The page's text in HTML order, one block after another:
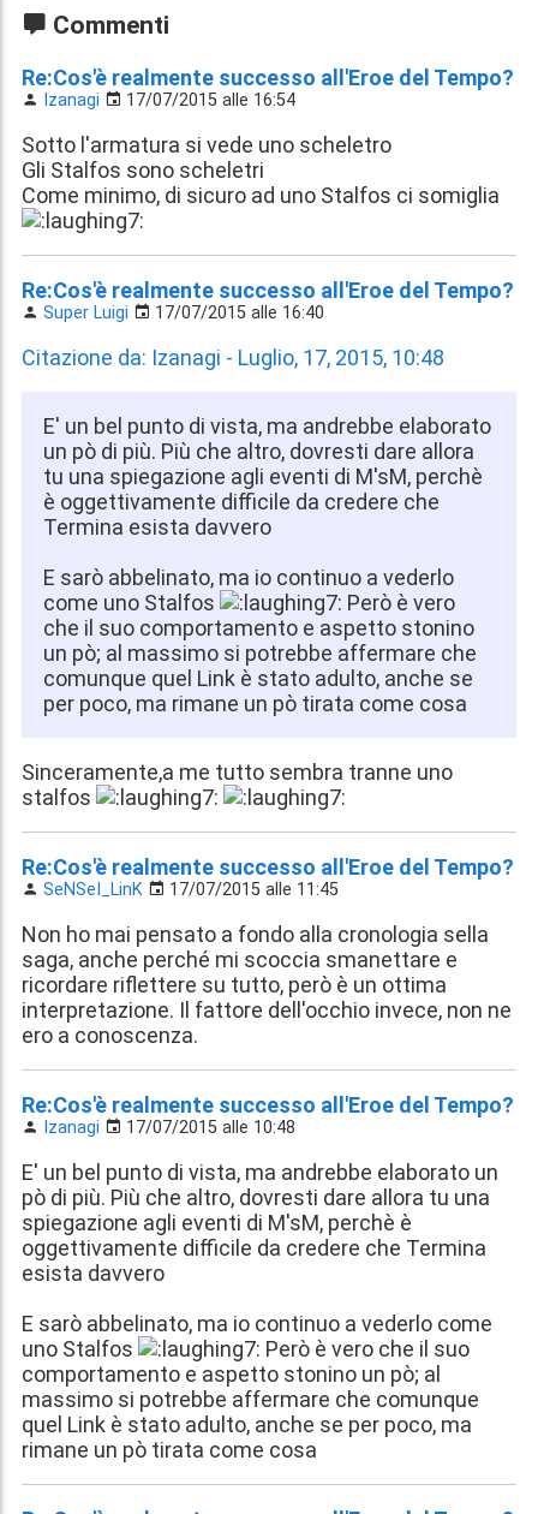
Commenti
Re:Cos'è realmente successo all'Eroe del Tempo?
Izanagi 17/07/2015 alle 16:54
Sotto l'armatura si vede uno scheletro
Gli Stalfos sono scheletri
Come minimo, di sicuro ad uno Stalfos ci somiglia
Re:Cos'è realmente successo all'Eroe del Tempo?
Super Luigi 17/07/2015 alle 16:40
Citazione da: Izanagi - Luglio, 17, 2015, 10:48
E' un bel punto di vista, ma andrebbe elaborato
un pò di più. Più che altro, dovresti dare allora
tu una spiegazione agli eventi di M'sM, perchè
è oggettivamente difficile da credere che
Termina esista davvero
E sarò abbelinato, ma io continuo a vederlo
come uno Stalfos
Però è vero
che il suo comportamento e aspetto stonino
un pò; al massimo si potrebbe affermare che
comunque quel Link è stato adulto, anche se
per poco, ma rimane un pò tirata come cosa
Sinceramente,a me tutto sembra tranne uno
stalfos
Re:Cos'è realmente successo all'Eroe del Tempo?
SeNSeI_LinK 17/07/2015 alle 11:45
Non ho mai pensato a fondo alla cronologia sella
saga, anche perché mi scoccia smanettare e
ricordare riflettere su tutto, però è un ottima
interpretazione. Il fattore dell'occhio invece, non ne
ero a conoscenza.
Re:Cos'è realmente successo all'Eroe del Tempo?
Izanagi 17/07/2015 alle 10:48
E' un bel punto di vista, ma andrebbe elaborato un
pò di più. Più che altro, dovresti dare allora tu una
spiegazione agli eventi di M'sM, perchè è
oggettivamente difficile da credere che Termina
esista davvero
E sarò abbelinato, ma io continuo a vederlo come
uno Stalfos
Però è vero che il suo
comportamento e aspetto stonino un pò; al
massimo si potrebbe affermare che comunque
quel Link è stato adulto, anche se per poco, ma
rimane un pò tirata come cosa